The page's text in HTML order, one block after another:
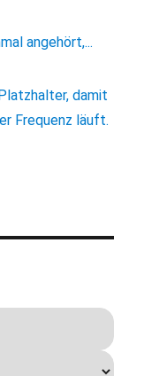
angehört,...
damit
Frequenz läuft.